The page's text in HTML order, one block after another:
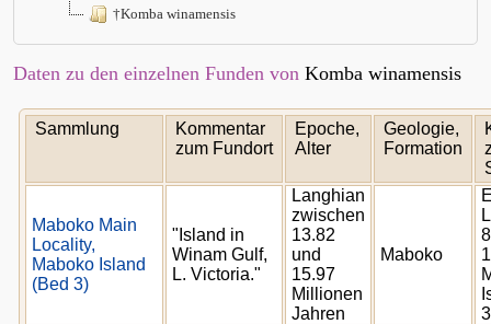
†Komba winamensis
Daten zu den einzelnen Funden von Komba winamensis
Sammlung
Kommentar
zum Fundort
Epoche,
Alter
Geologie,
Formation
Maboko Main
Locality,
Maboko Island
(Bed 3)
"Island in
Winam Gulf,
L. Victoria."
Langhian
zwischen
13.82
und
15.97
Millionen
Jahren
Maboko
3